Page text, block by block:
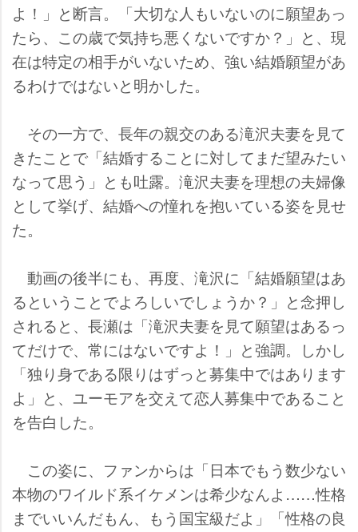
よ！」と断言。「大切な人もいないのに願望あっ
たら、この歳で気持ち悪くないですか？」と、現
在は特定の相手がいないため、強い結婚願望があ
るわけではないと明かした。
その一方で、長年の親交のある滝沢夫妻を見て
きたことで「結婚することに対してまだ望みたい
なって思う」とも吐露。滝沢夫妻を理想の夫婦像
として挙げ、結婚への憧れを抱いている姿を見せ
た。
動画の後半にも、再度、滝沢に「結婚願望はあ
るということでよろしいでしょうか？」と念押し
されると、長瀬は「滝沢夫妻を見て願望はあるっ
てだけで、常にはないですよ！」と強調。しかし
「独り身である限りはずっと募集中ではあります
よ」と、ユーモアを交えて恋人募集中であること
を告白した。
この姿に、ファンからは「日本でもう数少ない
本物のワイルド系イケメンは希少なんよ……性格
までいいんだもん、もう国宝級だよ」「性格の良